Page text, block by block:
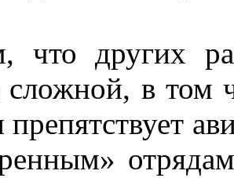
что других
сложной, в
препятствует